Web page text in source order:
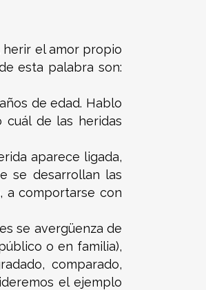
herir el amor propio
esta palabra son:
de edad. Hablo
de las heridas
aparece ligada,
se desarrollan las
a comportarse con
se avergüenza de
o en familia),
comparado,
el ejemplo